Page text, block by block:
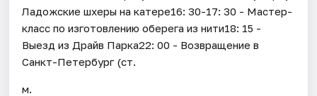
Ладожские шхеры на катере16: 30-17: 30 - Мастер-
класс по изготовлению оберега из нити18: 15 -
Выезд из Драйв Парка22: 00 - Возвращение в
Санкт-Петербург (ст.
м.